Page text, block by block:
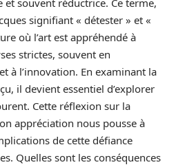
souvent réductrice. Ce terme,
signifiant « détester » et «
où l’art est appréhendé à
strictes, souvent en
à l’innovation. En examinant la
il devient essentiel d’explorer
Cette réflexion sur la
appréciation nous pousse à
de cette défiance
Quelles sont les conséquences